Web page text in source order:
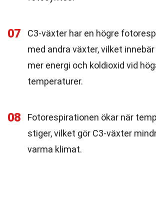
07
C3-växter har en högre
med andra växter, vilket
mer energi och koldioxid vid
temperaturer.
08
Fotorespirationen ökar när
stiger, vilket gör C3-växter
varma klimat.